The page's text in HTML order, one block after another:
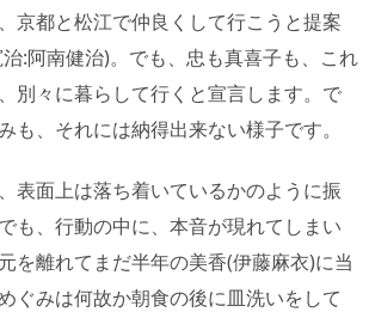
京都と松江で仲良くして行こうと提案
:阿南健治)。でも、忠も真喜子も、これ
別々に暮らして行くと宣言します。で
も、それには納得出来ない様子です。
表面上は落ち着いているかのように振
も、行動の中に、本音が現れてしまい
を離れてまだ半年の美香(伊藤麻衣)に当
ぐみは何故か朝食の後に皿洗いをして